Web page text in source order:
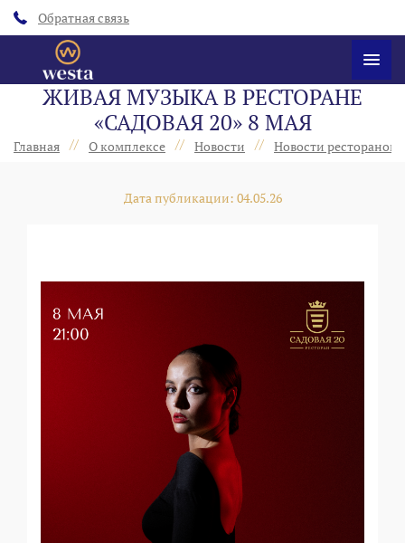
Обратная связь
ЖИВАЯ МУЗЫКА В РЕСТОРАНЕ
«САДОВАЯ 20» 8 МАЯ
Главная // О комплексе // Новости // Новости ресторанов
Дата публикации: 04.05.26